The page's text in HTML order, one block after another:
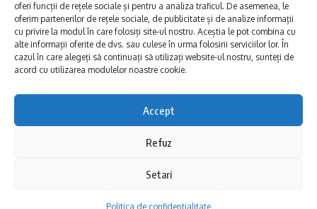
oferi funcții de rețele sociale și pentru a analiza traficul. De asemenea, le
oferim partenerilor de rețele sociale, de publicitate și de analize informații
cu privire la modul în care folosiți site-ul nostru. Aceștia le pot combina cu
alte informații oferite de dvs. sau culese în urma folosirii serviciilor lor. În
cazul în care alegeți să continuați să utilizați website-ul nostru, sunteți de
acord cu utilizarea modulelor noastre cookie.
Accept
Refuz
Setari
Politica de confidentialitate
E xplorăm Dobrogea,
Explorăm valorile locale:
Deltă, Litoral, cele mai mari
lacuri, cele mai vechi orașe,
multe etnii, CELE MAI
Haideți în călătorie cu noi!
Afaceri și meșteșuguri
Actualitate
Dobrogea PE BUNE
Politica de confidentialitate